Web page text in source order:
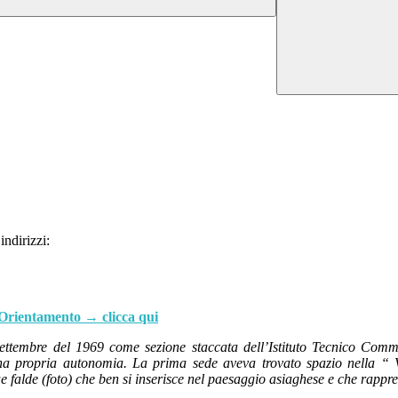
→ clicca qui
del 1969 come sezione staccata dell’Istituto Tecnico
propria autonomia. La prima sede aveva trovato spazio nella
(foto) che ben si inserisce nel paesaggio asiaghese e che